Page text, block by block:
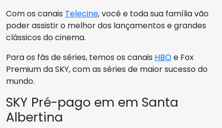
Com os canais Telecine, você e toda sua família vão
poder assistir o melhor dos lançamentos e grandes
clássicos do cinema.
Para os fãs de séries, temos os canais HBOe Fox
Premium da SKY, com as séries de maior sucesso do
mundo.
SKY Pré-pago em em Santa
Albertina